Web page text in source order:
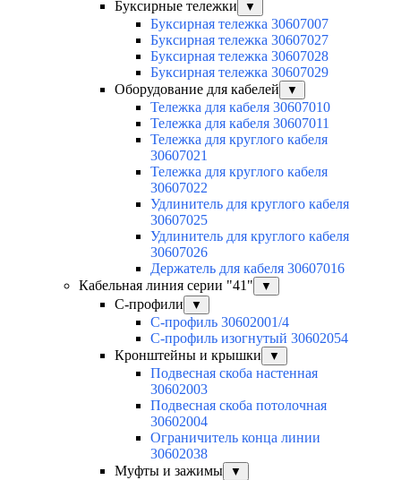
Буксирные тележки ▼
Буксирная тележка 30607007
Буксирная тележка 30607027
Буксирная тележка 30607028
Буксирная тележка 30607029
Оборудование для кабелей
▼
Тележка для кабеля 30607010
Тележка для кабеля 30607011
Тележка для круглого кабеля
30607021
Тележка для круглого кабеля
30607022
Удлинитель для круглого кабеля
30607025
Удлинитель для круглого кабеля
30607026
Держатель для кабеля 30607016
Кабельная линия серии "41"
▼
С-профили ▼
С-профиль 30602001/4
С-профиль изогнутый 30602054
Кронштейны и крышки
▼
Подвесная скоба настенная
30602003
Подвесная скоба потолочная
30602004
Ограничитель конца линии
30602038
Муфты и зажимы
▼